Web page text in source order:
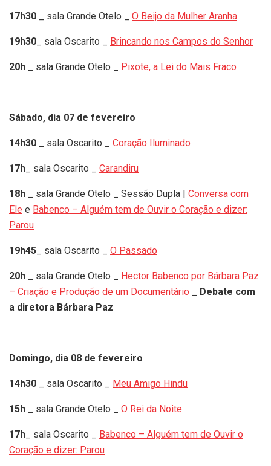
17h30 _ sala Grande Otelo _ O Beijo da Mulher Aranha
19h30 _ sala Oscarito _ Brincando nos Campos do Senhor
20h _ sala Grande Otelo _ Pixote, a Lei do Mais Fraco
Sábado, dia 07 de fevereiro
14h30 _ sala Oscarito _ Coração Iluminado
17h _ sala Oscarito _ Carandiru
18h _ sala Grande Otelo _ Sessão Dupla | Conversa com
Ele e Babenco – Alguém tem de Ouvir o Coração e dizer:
Parou
19h45 _ sala Oscarito _ O Passado
20h _ sala Grande Otelo _ Hector Babenco por Bárbara Paz
– Criação e Produção de um Documentário
Debate com
a diretora Bárbara Paz
Domingo, dia 08 de fevereiro
14h30 _ sala Oscarito _ Meu Amigo Hindu
15h _ sala Grande Otelo _ O Rei da Noite
17h _ sala Oscarito _ Babenco – Alguém tem de Ouvir o
Coração e dizer: Parou